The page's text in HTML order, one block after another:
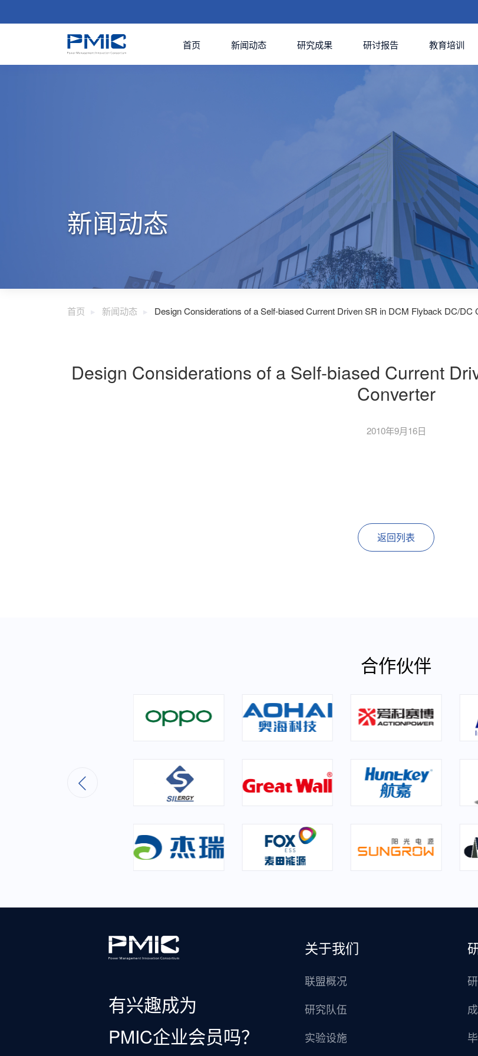
首页 新闻动态 研究成果 研讨报告 教育培训
新闻动态
首页 新闻动态 Design Considerations of a Self-biased Current Driven SR in DCM Flyback DC/DC
Design Considerations of a Self-biased Current
Converter
2010年9月16日
返回列表
合作伙伴
有兴趣成为
PMIC企业会员吗？
关于我们
联盟概况
研究队伍
实验设施